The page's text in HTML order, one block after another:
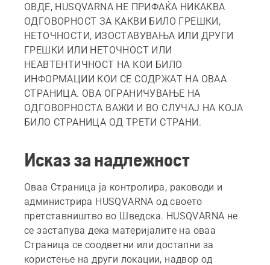
ОВДЕ, HUSQVARNA НЕ ПРИФАЌА НИКАКВА
ОДГОВОРНОСТ ЗА КАКВИ БИЛО ГРЕШКИ,
НЕТОЧНОСТИ, ИЗОСТАВУВАЊА ИЛИ ДРУГИ
ГРЕШКИ ИЛИ НЕТОЧНОСТ ИЛИ
НЕАВТЕНТИЧНОСТ НА КОИ БИЛО
ИНФОРМАЦИИ КОИ СЕ СОДРЖАТ НА ОВАА
СТРАНИЦА. ОВА ОГРАНИЧУВАЊЕ НА
ОДГОВОРНОСТА ВАЖИ И ВО СЛУЧАЈ НА КОЈА
БИЛО СТРАНИЦА ОД ТРЕТИ СТРАНИ.
Исказ за надлежност
Оваа Страница ја контролира, раководи и
администрира HUSQVARNA од своето
претставништво во Шведска. HUSQVARNA не
се застапува дека материјалите на оваа
Страница се соодветни или достапни за
користење на други локации, надвор од